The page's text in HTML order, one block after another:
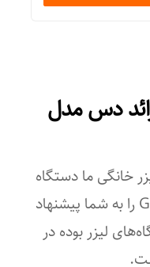
دس مدل
خانگی ما دستگاه
لیزر موهای زائد دس مدل GP۵۹۲ را به شما پیشنهاد
لیزر بوده در